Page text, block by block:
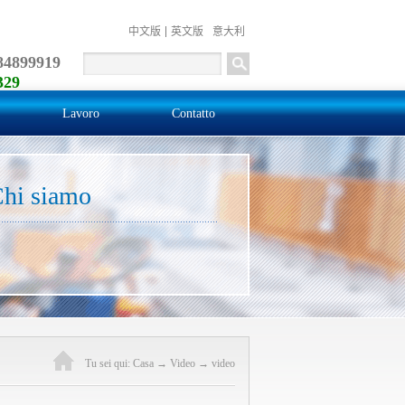
中文版 英文版 意大利
Lavoro Contatto
siamo
Tu sei qui: Casa → Video → video